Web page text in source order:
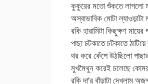
কুকুরের মতো শুঁকতে লাগলো
অস্বাভাবিক মোটা
রকি হারামিটা কিছুক্ষণ
পাছা চটকাতে চটকাতে
থর করে কেঁপে উঠছিলো
মুখমৈথুন করেই চলেছে
রকি দা’র বাঁড়াটা দেখলাম